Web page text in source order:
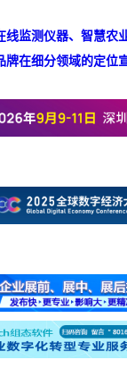
线监测仪器、智慧农
牌在细分领域的定位